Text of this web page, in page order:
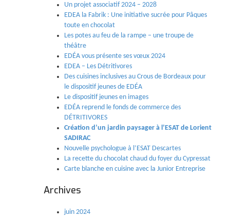
Un projet associatif 2024 – 2028
EDEA la Fabrik : Une initiative sucrée pour Pâques
toute en chocolat
Les potes au feu de la rampe – une troupe de
théâtre
EDÉA vous présente ses vœux 2024
EDEA – Les Détritivores
Des cuisines inclusives au Crous de Bordeaux pour
le dispositif jeunes de EDÉA
Le dispositif jeunes en images
EDÉA reprend le fonds de commerce des
DÉTRITIVORES
Création d’un jardin paysager à l’ESAT de Lorient
SADIRAC
Nouvelle psychologue à l’ESAT Descartes
La recette du chocolat chaud du foyer du Cypressat
Carte blanche en cuisine avec la Junior Entreprise
Archives
juin 2024